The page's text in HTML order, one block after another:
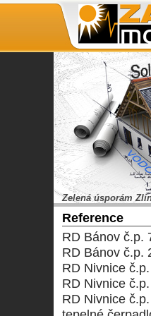
Zelená úsporám
Reference
RD Bánov č.p.
RD Bánov č.p.
RD Nivnice
RD Nivnice
RD Nivnice